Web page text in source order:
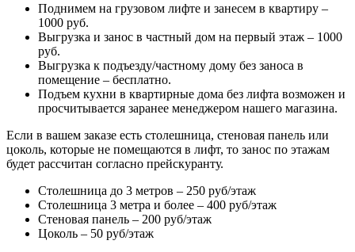
Поднимем на грузовом лифте и занесем в квартиру –
1000 руб.
Выгрузка и занос в частный дом на первый этаж – 1000
руб.
Выгрузка к подъезду/частному дому без заноса в
помещение – бесплатно.
Подъем кухни в квартирные дома без лифта возможен и
просчитывается заранее менеджером нашего магазина.
Если в вашем заказе есть столешница, стеновая панель или
цоколь, которые не помещаются в лифт, то занос по этажам
будет рассчитан согласно прейскуранту.
Столешница до 3 метров – 250 руб/этаж
Столешница 3 метра и более – 400 руб/этаж
Стеновая панель – 200 руб/этаж
Цоколь – 50 руб/этаж